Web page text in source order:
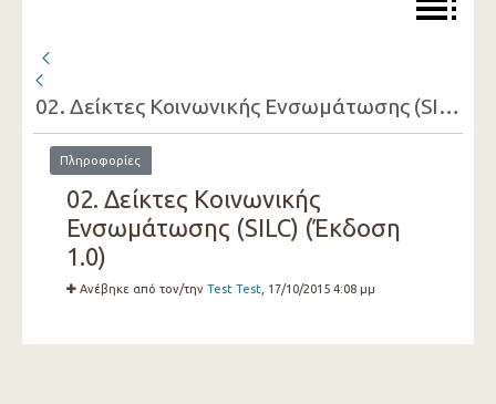
02. Δείκτες Κοινωνικής Ενσωμάτωσης (SILC)
Πληροφορίες
02. Δείκτες Κοινωνικής
Ενσωμάτωσης (SILC) (Έκδοση
1.0)
Ανέβηκε από τον/την Test Test , 17/10/2015 4:08 μμ